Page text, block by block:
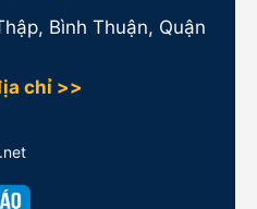
Bình Thuận, Quận
chỉ >>